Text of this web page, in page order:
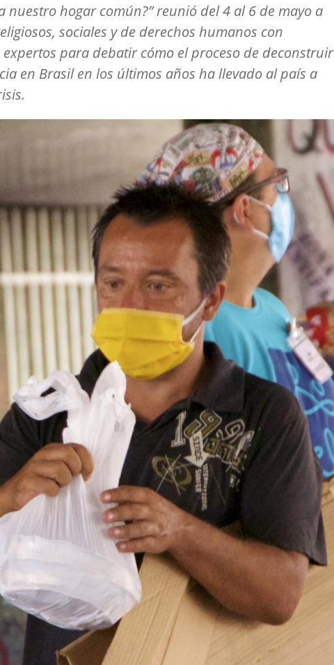
nuestro hogar común?” reunió del 4 al 6 de mayo a
sociales y de derechos humanos con
expertos para debatir cómo el proceso de deconstruir
en Brasil en los últimos años ha llevado al país a